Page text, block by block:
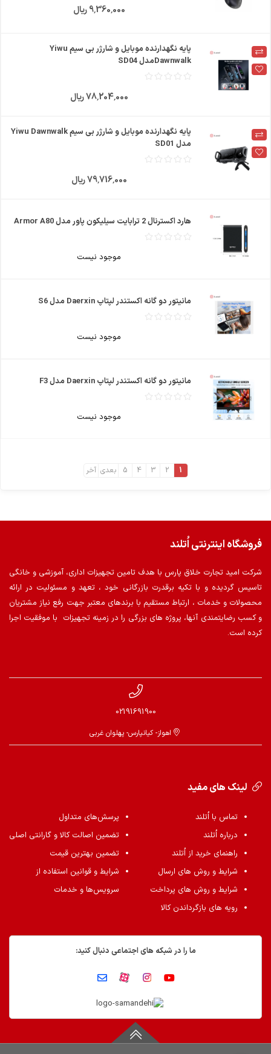
9٬360٬000 ریال
پایه نگهدارنده موبایل و شارژر بی سیم Yiwu
Dawnwalkمدل SD04
78٬204٬000 ریال
پایه نگهدارنده موبایل و شارژر بی سیم Yiwu Dawnwalk
مدل SD01
79٬716٬000 ریال
هارد اکسترنال 2 ترابایت سیلیکون پاور مدل Armor A80
موجود نیست
مانیتور دو گانه اکستندر لپتاپ Daerxin مدل S6
موجود نیست
مانیتور دو گانه اکستندر لپتاپ Daerxin مدل F3
موجود نیست
1
2
3
4
5 بعدی آخر
فروشگاه اینترنتی اُتلند
شرکت امید تجارت خلاق پارس با هدف تامین تجهیزات اداری، آموزشی و خانگی
تاسیس گردیده و با تکیه برقدرت بازرگانی خود ، تعهد و مسئولیت در ارائه
محصولات و خدمات ، ارتباط مستقیم با برندهای معتبر جهت رفع نیاز مشتریان
و کسب رضایتمندی آنها، پروژه های بزرگی را در زمینه تجهیزات با موفقیت اجرا
کرده است.
02191691900
اهواز- کیانپارس- پهلوان غربی
لینک های مفید
تماس با اُتلند
درباره اُتلند
راهنمای خرید از اُتلند
شرایط و روش های ارسال
شرایط و روش های پرداخت
رویه های بازگرداندن کالا
پرسش‌های متداول
تضمین اصالت کالا و گارانتی اصلی
تضمین بهترین قیمت
شرایط و قوانین استفاده از
سرویس‌ها و خدمات
ما را در شبکه های اجتماعی دنبال کنید: